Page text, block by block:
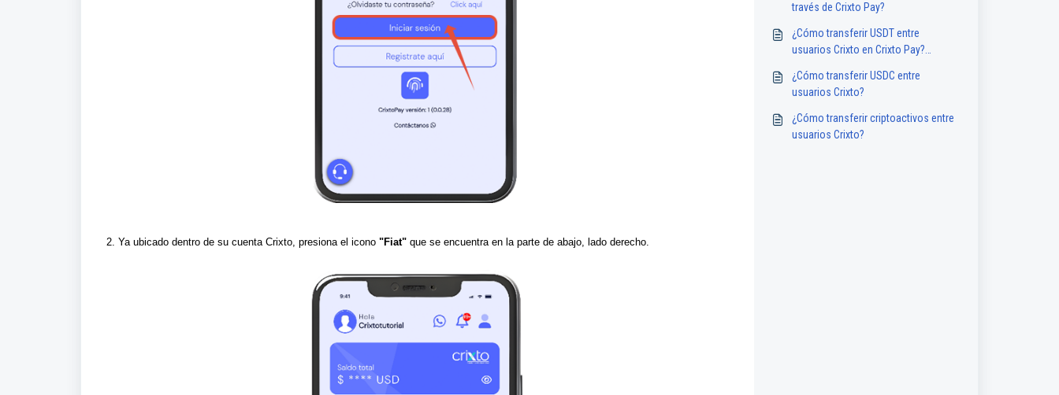
2. Ya ubicado dentro de su cuenta Crixto, presiona el icono "Fiat" que se encuentra en la parte de abajo, lado derecho.
través de Crixto Pay?
¿Cómo transferir USDT entre
usuarios Crixto en Crixto Pay?
¿Cómo transferir USDC entre
usuarios Crixto?
¿Cómo transferir criptoactivos entre
usuarios Crixto?